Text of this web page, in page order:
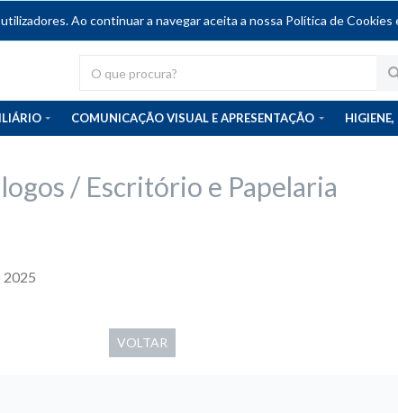
Ao continuar a navegar aceita a nossa Política de Cookies
COMUNICAÇÃO VISUAL E APRESENTAÇÃO
/ Escritório e Papelaria
2025
VOLTAR